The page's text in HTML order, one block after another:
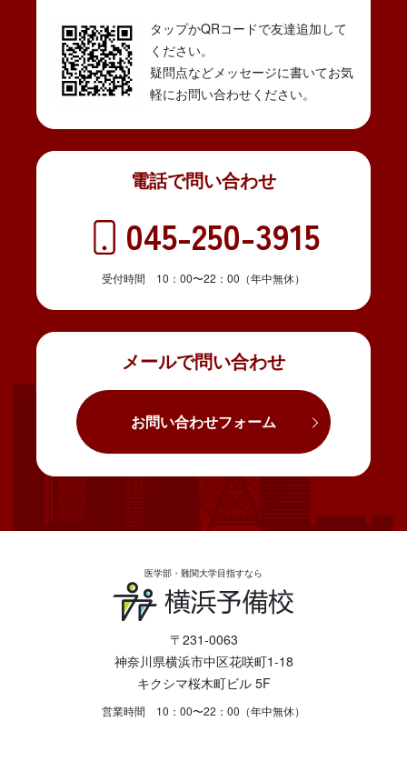
タップかQRコードで友達追加して
ください。
疑問点などメッセージに書いてお気
軽にお問い合わせください。
メールで問い合わせ
お問い合わせフォーム
電話で問い合わせ
045-250-3915
受付時間 10：00〜22：00（年中無休）
医学部・難関大学目指すなら
〒231-0063
神奈川県横浜市中区花咲町1-18
キクシマ桜木町ビル 5F
営業時間 10：00〜22：00（年中無休）